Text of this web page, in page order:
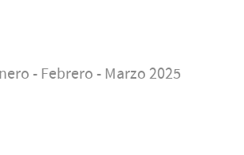
- Febrero - Marzo 2025